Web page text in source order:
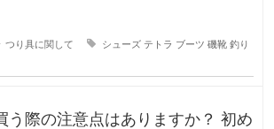
つり具に関して シューズ テトラ ブーツ 磯靴 釣り
際の注意点はありますか？ 初め